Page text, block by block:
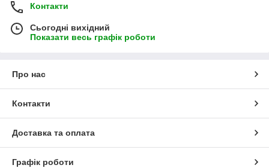
Контакти
Сьогодні вихідний
Показати весь графік роботи
Про нас
Контакти
Доставка та оплата
Графік роботи